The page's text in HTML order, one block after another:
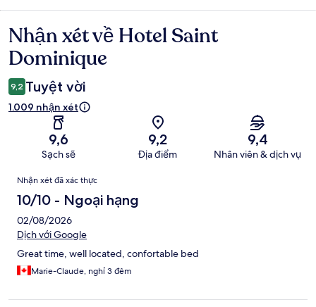
Nhận
xét
Nhận xét về Hotel Saint
Dominique
9,2 Tuyệt vời
1.009 nhận xét
9,6
Sạch sẽ
9,2
Địa điểm
9,4
Nhân viên & dịch vụ
Nhận
xét
Nhận xét đã xác thực
10/10 - Ngoại hạng
02/08/2026
Dịch với Google
Great time, well located, confortable bed
Marie-Claude, nghỉ 3 đêm